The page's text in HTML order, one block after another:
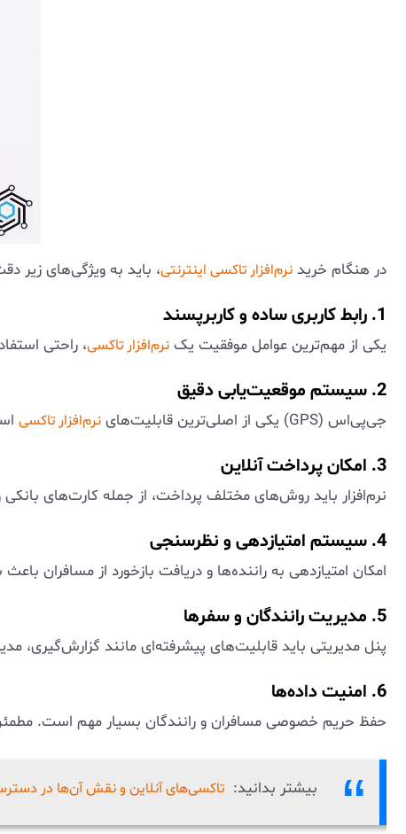
در هنگام خرید نرم‌افزار تاکسی اینترنتی، باید به ویژگی‌های زیر
1. رابط کاربری ساده و کاربرپسند
یکی از مهم‌ترین عوامل موفقیت یک نرم‌افزار تاکسی، راحتی
2. سیستم موقعیت‌یابی دقیق
جی‌پی‌اس (GPS) یکی از اصلی‌ترین قابلیت‌های نرم‌افزار تاکسی
3. امکان پرداخت آنلاین
نرم‌افزار باید روش‌های مختلف پرداخت، از جمله کارت‌های
4. سیستم امتیازدهی و نظرسنجی
امکان امتیازدهی به راننده‌ها و دریافت بازخورد از مسافران
5. مدیریت رانندگان و سفرها
پنل مدیریتی باید قابلیت‌های پیشرفته‌ای مانند گزارش‌گیری،
6. امنیت داده‌ها
حفظ حریم خصوصی مسافران و رانندگان بسیار مهم است. مطمئن
بیشتر بدانید: تاکسی‌های آنلاین و نقش آن‌ها در